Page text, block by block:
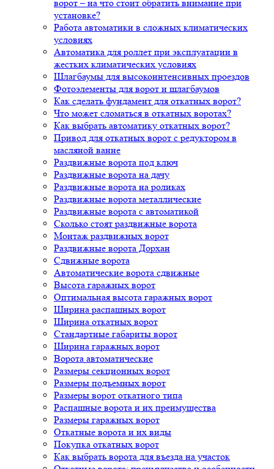
ворот – на что стоит обратить внимание при
установке?
Работа автоматики в сложных климатических
условиях
Автоматика для роллет при эксплуатации в
жестких климатических условиях
Шлагбаумы для высокоинтенсивных проездов
Фотоэлементы для ворот и шлагбаумов
Как сделать фундамент для откатных ворот?
Что может сломаться в откатных воротах?
Как выбрать автоматику откатных ворот?
Привод для откатных ворот с редуктором в
масляной ванне
Раздвижные ворота под ключ
Раздвижные ворота на дачу
Раздвижные ворота на роликах
Раздвижные ворота металлические
Раздвижные ворота с автоматикой
Сколько стоят раздвижные ворота
Монтаж раздвижных ворот
Раздвижные ворота Дорхан
Сдвижные ворота
Автоматические ворота сдвижные
Высота гаражных ворот
Оптимальная высота гаражных ворот
Ширина распашных ворот
Ширина откатных ворот
Стандартные габариты ворот
Ширина гаражных ворот
Ворота автоматические
Размеры секционных ворот
Размеры подъемных ворот
Размеры ворот откатного типа
Распашные ворота и их преимущества
Размеры гаражных ворот
Откатные ворота и их виды
Покупка откатных ворот
Как выбрать ворота для въезда на участок